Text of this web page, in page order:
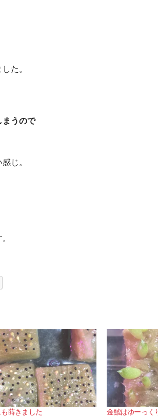
た。
まうので
じ。
蒔きました
金鯱はゆーっく